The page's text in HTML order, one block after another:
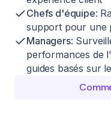
Chefs d'équipe:
support pour une
Managers:
performances de
guides basés sur